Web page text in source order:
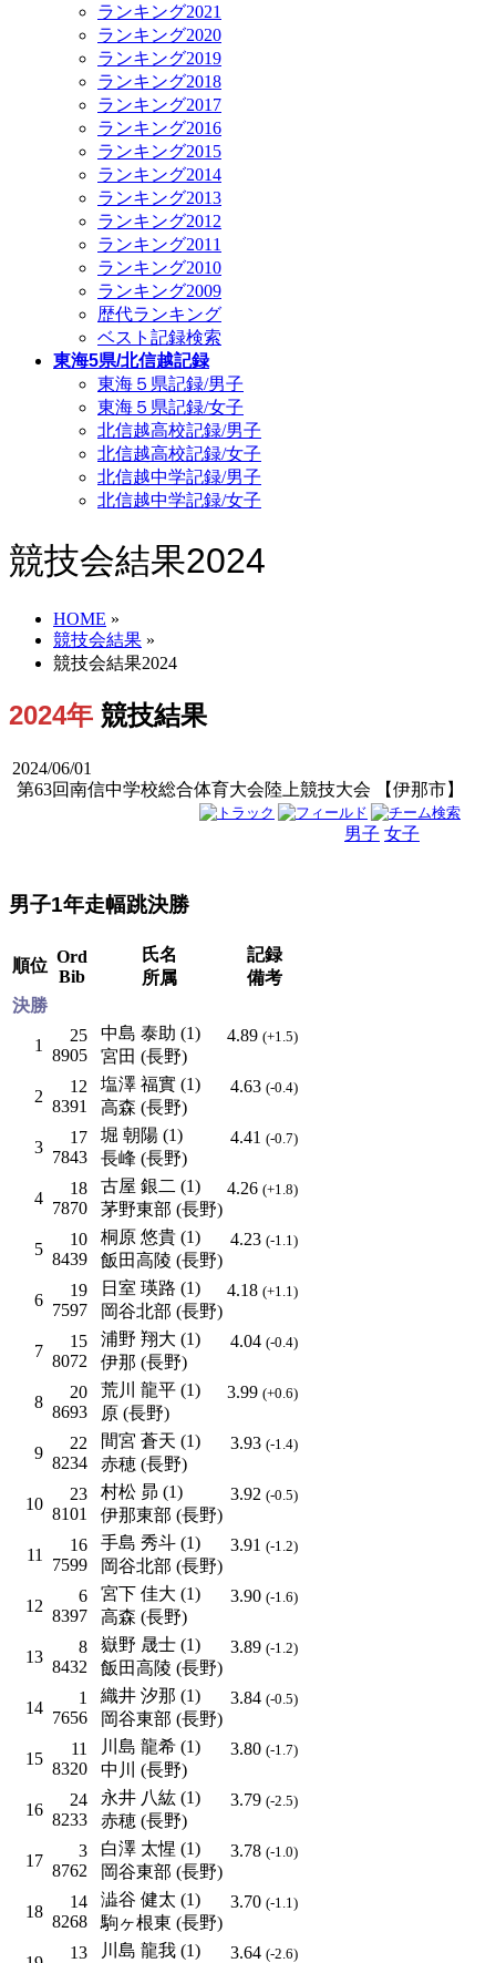
ランキング2021
ランキング2020
ランキング2019
ランキング2018
ランキング2017
ランキング2016
ランキング2015
ランキング2014
ランキング2013
ランキング2012
ランキング2011
ランキング2010
ランキング2009
歴代ランキング
ベスト記録検索
東海5県/北信越記録
東海５県記録/男子
東海５県記録/女子
北信越高校記録/男子
北信越高校記録/女子
北信越中学記録/男子
北信越中学記録/女子
競技会結果2024
HOME »
競技会結果 »
競技会結果2024
2024年 競技結果
2024/06/01
第63回南信中学校総合体育大会陸上競技大会 【伊那市】
男子 女子
男子1年走幅跳決勝
順位 Ord
Bib
氏名
所属
記録
備考
決勝
1
25
8905
中島 泰助 (1)
宮田 (長野)
4.89 (+1.5)
2
12
8391
塩澤 福實 (1)
高森 (長野)
4.63 (-0.4)
3
17
7843
堀 朝陽 (1)
長峰 (長野)
4.41 (-0.7)
4
18
7870
古屋 銀二 (1)
茅野東部 (長野)
4.26 (+1.8)
5
10
8439
桐原 悠貴 (1)
飯田高陵 (長野)
4.23 (-1.1)
6
19
7597
日室 瑛路 (1)
岡谷北部 (長野)
4.18 (+1.1)
7
15
8072
浦野 翔大 (1)
伊那 (長野)
4.04 (-0.4)
8
20
8693
荒川 龍平 (1)
原 (長野)
3.99 (+0.6)
9
22
8234
間宮 蒼天 (1)
赤穂 (長野)
3.93 (-1.4)
10
23
8101
村松 昴 (1)
伊那東部 (長野)
3.92 (-0.5)
11
16
7599
手島 秀斗 (1)
岡谷北部 (長野)
3.91 (-1.2)
12
6
8397
宮下 佳大 (1)
高森 (長野)
3.90 (-1.6)
13
8
8432
嶽野 晟士 (1)
飯田高陵 (長野)
3.89 (-1.2)
14
1
7656
織井 汐那 (1)
岡谷東部 (長野)
3.84 (-0.5)
15
11
8320
川島 龍希 (1)
中川 (長野)
3.80 (-1.7)
16
24
8233
永井 八紘 (1)
赤穂 (長野)
3.79 (-2.5)
17
3
8762
白澤 太惺 (1)
岡谷東部 (長野)
3.78 (-1.0)
18
14
8268
澁谷 健太 (1)
駒ヶ根東 (長野)
3.70 (-1.1)
13
川島 龍我 (1) 3.64 (-2.6)